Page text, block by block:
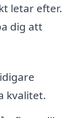
letar efter.
dig att
kvalitet.